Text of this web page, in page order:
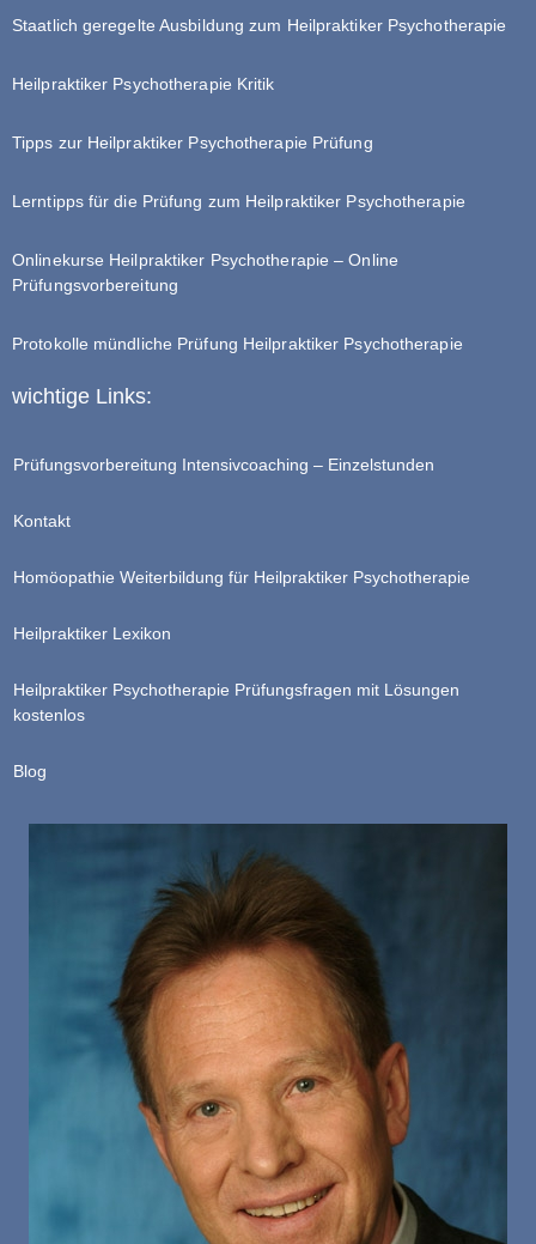
Staatlich geregelte Ausbildung zum Heilpraktiker Psychotherapie
Heilpraktiker Psychotherapie Kritik
Tipps zur Heilpraktiker Psychotherapie Prüfung
Lerntipps für die Prüfung zum Heilpraktiker Psychotherapie
Onlinekurse Heilpraktiker Psychotherapie – Online
Prüfungsvorbereitung
Protokolle mündliche Prüfung Heilpraktiker Psychotherapie
wichtige Links:
Prüfungsvorbereitung Intensivcoaching – Einzelstunden
Kontakt
Homöopathie Weiterbildung für Heilpraktiker Psychotherapie
Heilpraktiker Lexikon
Heilpraktiker Psychotherapie Prüfungsfragen mit Lösungen
kostenlos
Blog